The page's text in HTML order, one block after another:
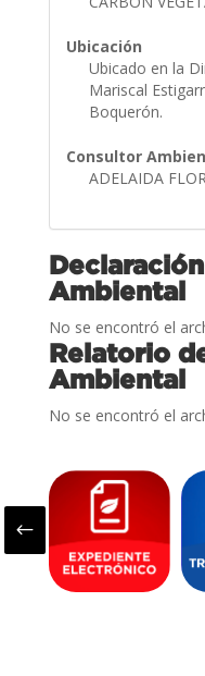
Ubicación
Ubicado en la
Mariscal
Boquerón.
Consultor
ADELAIDA
Ambiental
No se encontró el
Relatorio
Ambiental
No se encontró el
#